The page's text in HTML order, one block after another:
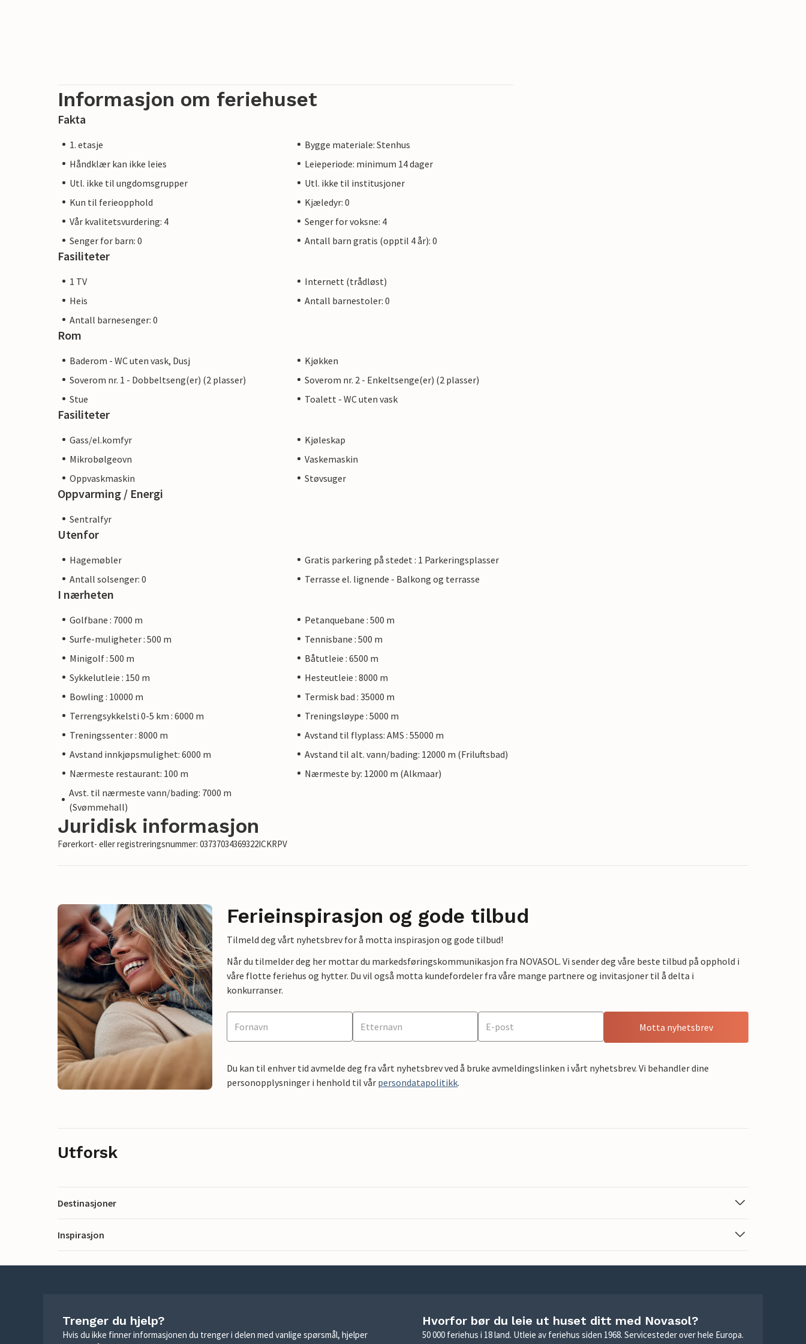
Informasjon om feriehuset
Fakta
1. etasje
Bygge materiale: Stenhus
Håndklær kan ikke leies
Leieperiode: minimum 14 dager
Utl. ikke til ungdomsgrupper
Utl. ikke til institusjoner
Kun til ferieopphold
Kjæledyr: 0
Vår kvalitetsvurdering: 4
Senger for voksne: 4
Senger for barn: 0
Antall barn gratis (opptil 4 år): 0
Fasiliteter
1 TV
Internett (trådløst)
Heis
Antall barnestoler: 0
Antall barnesenger: 0
Rom
Baderom - WC uten vask, Dusj
Kjøkken
Soverom nr. 1 - Dobbeltseng(er) (2 plasser)
Soverom nr. 2 - Enkeltsenge(er) (2 plasser)
Stue
Toalett - WC uten vask
Fasiliteter
Gass/el.komfyr
Kjøleskap
Mikrobølgeovn
Vaskemaskin
Oppvaskmaskin
Støvsuger
Oppvarming / Energi
Sentralfyr
Utenfor
Hagemøbler
Gratis parkering på stedet : 1 Parkeringsplasser
Antall solsenger: 0
Terrasse el. lignende - Balkong og terrasse
I nærheten
Golfbane : 7000 m
Petanquebane : 500 m
Surfe-muligheter : 500 m
Tennisbane : 500 m
Minigolf : 500 m
Båtutleie : 6500 m
Sykkelutleie : 150 m
Hesteutleie : 8000 m
Bowling : 10000 m
Termisk bad : 35000 m
Terrengsykkelsti 0-5 km : 6000 m
Treningsløype : 5000 m
Treningssenter : 8000 m
Avstand til flyplass: AMS : 55000 m
Avstand innkjøpsmulighet: 6000 m
Avstand til alt. vann/bading: 12000 m (Friluftsbad)
Nærmeste restaurant: 100 m
Nærmeste by: 12000 m (Alkmaar)
Avst. til nærmeste vann/bading: 7000 m
(Svømmehall)
Juridisk informasjon
Førerkort- eller registreringsnummer: 03737034369322ICKRPV
Ferieinspirasjon og gode tilbud
Tilmeld deg vårt nyhetsbrev for å motta inspirasjon og gode tilbud!
Når du tilmelder deg her mottar du markedsføringskommunikasjon fra NOVASOL. Vi sender deg våre beste tilbud på opphold i
våre flotte feriehus og hytter. Du vil også motta kundefordeler fra våre mange partnere og invitasjoner til å delta i
konkurranser.
Motta nyhetsbrev
Du kan til enhver tid avmelde deg fra vårt nyhetsbrev ved å bruke avmeldingslinken i vårt nyhetsbrev. Vi behandler dine
personopplysninger i henhold til vår persondatapolitikk.
Utforsk
Destinasjoner
Inspirasjon
Trenger du hjelp?
Hvis du ikke finner informasjonen du trenger i delen med vanlige spørsmål, hjelper
Hvorfor bør du leie ut huset ditt med Novasol?
50 000 feriehus i 18 land. Utleie av feriehus siden 1968. Servicesteder over hele Europa.